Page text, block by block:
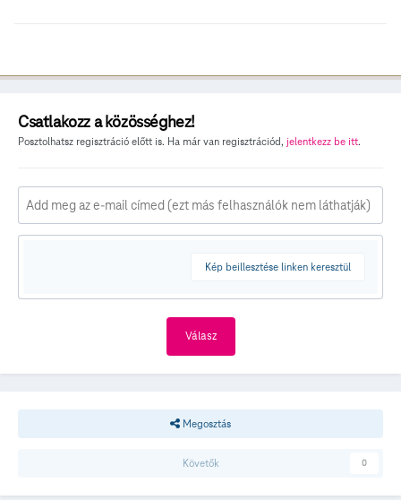
Csatlakozz a közösséghez!
Posztolhatsz regisztráció előtt is. Ha már van regisztrációd, jelentkezz be itt.
Kép beillesztése linken keresztül
Válasz
Megosztás
Követők 0